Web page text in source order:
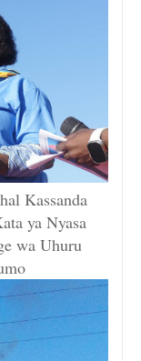
Kassanda
ya Nyasa
wa Uhuru